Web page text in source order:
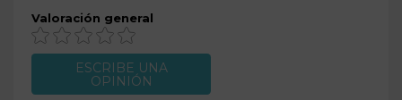
Valoración general
ESCRIBE UNA
OPINIÓN